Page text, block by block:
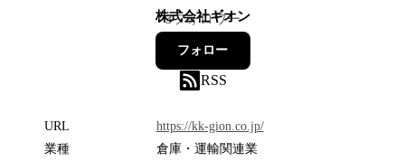
株式会社ギオン
3フォロワー
フォロー
RSS
URL
https://kk-gion.co.jp/
業種
倉庫・運輸関連業